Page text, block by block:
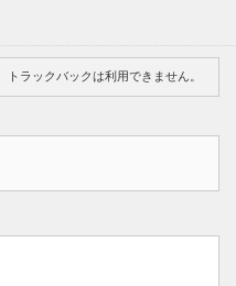
トラックバックは利用できません。